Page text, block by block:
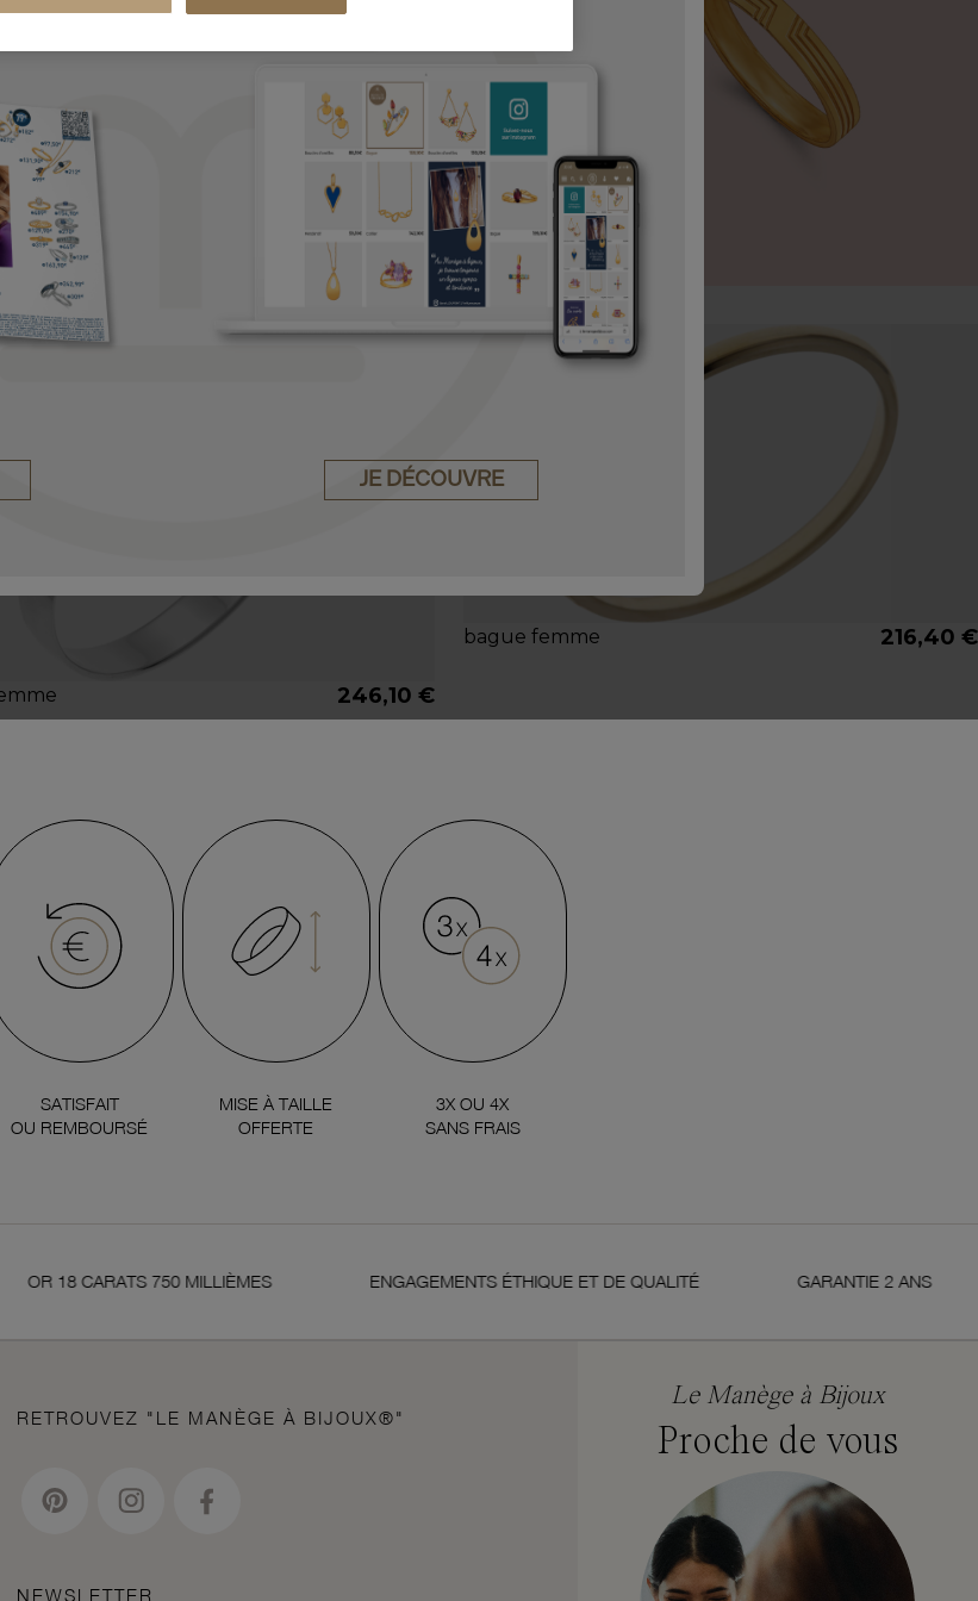
SATISFAIT
OU REMBOURSÉ
MISE À TAILLE
OFFERTE
3X OU 4X
SANS FRAIS
OR 18 CARATS 750 MILLIÈMES ENGAGEMENTS ÉTHIQUE ET DE QUALITÉ GARANTIE 2 ANS
RETROUVEZ "LE MANÈGE À BIJOUX®"
NEWSLETTER
Le Manège à Bijoux
Proche de vous